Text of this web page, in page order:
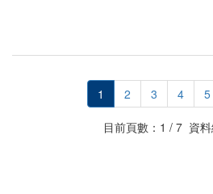
1 2 3 4 5
目前頁數：1 / 7 資